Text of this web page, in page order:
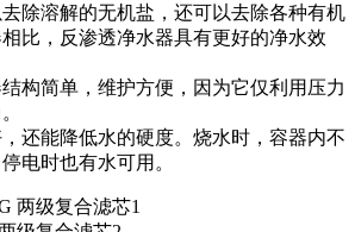
除溶解的无机盐，还可以去除各种有机
比，反渗透净水器具有更好的净水效
构简单，维护方便，因为它仅利用压力
还能降低水的硬度。烧水时，容器内不
电时也有水可用。